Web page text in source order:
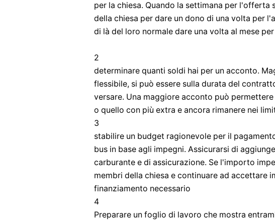
per la chiesa. Quando la settimana per l'offerta
della chiesa per dare un dono di una volta per
di là del loro normale dare una volta al mese
2
determinare quanti soldi hai per un acconto.
flessibile, si può essere sulla durata del
versare. Una maggiore acconto può
o quello con più extra e ancora rimanere nei
3
stabilire un budget ragionevole per il
bus in base agli impegni. Assicurarsi di
carburante e di assicurazione. Se l'importo
membri della chiesa e continuare ad accettare
finanziamento necessario
4
Preparare un foglio di lavoro che mostra